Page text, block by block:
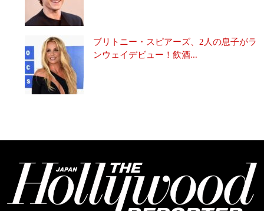
ブリトニー・スピアーズ、2人の息子がラ
ンウェイデビュー！飲酒...